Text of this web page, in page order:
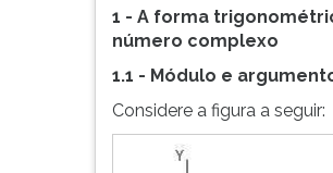
1 - A forma
número complexo
1.1 - Módulo e
Considere a figura a seguir: